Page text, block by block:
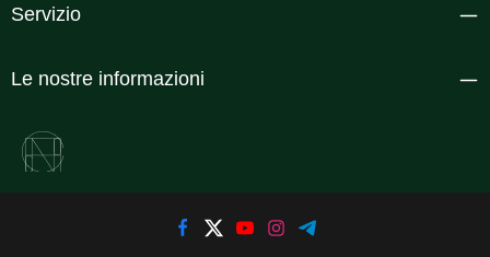
Servizio
Le nostre informazioni